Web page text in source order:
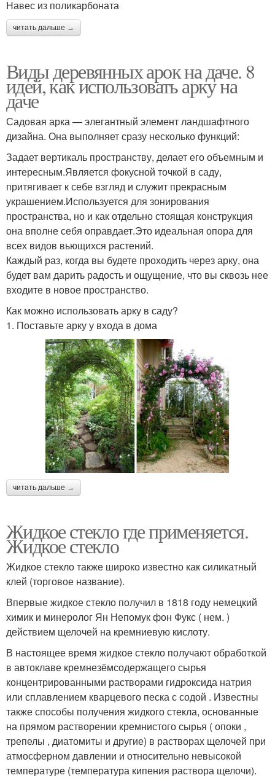
Навес из поликарбоната
читать дальше →
Виды деревянных арок на даче. 8
идей, как использовать арку на
даче
Садовая арка — элегантный элемент ландшафтного
дизайна. Она выполняет сразу несколько функций:
Задает вертикаль пространству, делает его объемным и
интересным.Является фокусной точкой в саду,
притягивает к себе взгляд и служит прекрасным
украшением.Используется для зонирования
пространства, но и как отдельно стоящая конструкция
она вполне себя оправдает.Это идеальная опора для
всех видов вьющихся растений.
Каждый раз, когда вы будете проходить через арку, она
будет вам дарить радость и ощущение, что вы сквозь нее
входите в новое пространство.
Как можно использовать арку в саду?
1. Поставьте арку у входа в дома
читать дальше →
Жидкое стекло где применяется.
Жидкое стекло
Жидкое стекло также широко известно как силикатный
клей (торговое название).
Впервые жидкое стекло получил в 1818 году немецкий
химик и минеролог Ян Непомук фон Фукс ( нем. )
действием щелочей на кремниевую кислоту.
В настоящее время жидкое стекло получают обработкой
в автоклаве кремнезёмсодержащего сырья
концентрированными растворами гидроксида натрия
или сплавлением кварцевого песка с содой . Известны
также способы получения жидкого стекла, основанные
на прямом растворении кремнистого сырья ( опоки ,
трепелы , диатомиты и другие) в растворах щелочей при
атмосферном давлении и относительно невысокой
температуре (температура кипения раствора щелочи).